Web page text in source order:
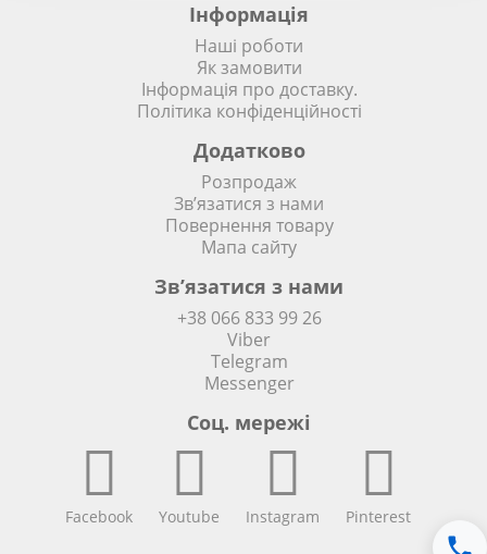
Інформація
Наші роботи
Як замовити
Інформація про доставку.
Політика конфіденційності
Додатково
Розпродаж
Зв’язатися з нами
Повернення товару
Мапа сайту
Зв’язатися з нами
+38 066 833 99 26
Viber
Telegram
Messenger
Соц. мережi
Facebook Youtube Instagram Pinterest